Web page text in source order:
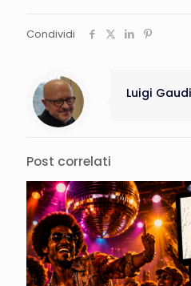
Condividi
Luigi
Post correlati